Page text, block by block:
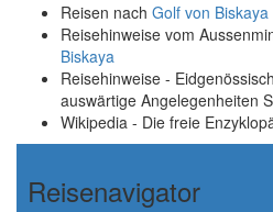
Reisen nach Golf von Biskaya
Reisehinweise vom
Biskaya
Reisehinweise -
auswärtige Angelegenheiten
Wikipedia - Die freie
Reisenavigator